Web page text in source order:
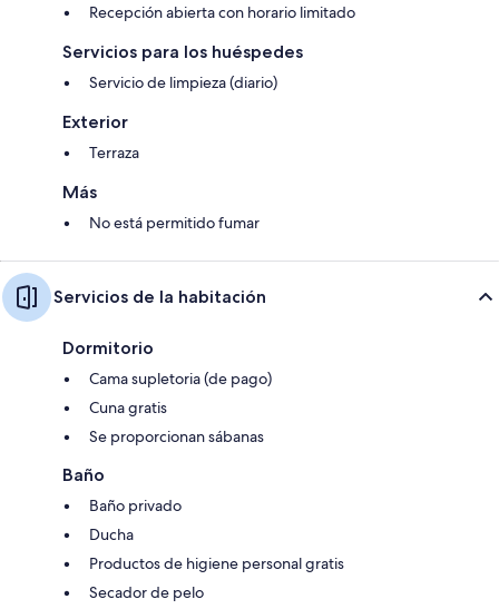
Recepción abierta con horario limitado
Servicios para los huéspedes
Servicio de limpieza (diario)
Exterior
Terraza
Más
No está permitido fumar
Servicios de la habitación
Dormitorio
Cama supletoria (de pago)
Cuna gratis
Se proporcionan sábanas
Baño
Baño privado
Ducha
Productos de higiene personal gratis
Secador de pelo